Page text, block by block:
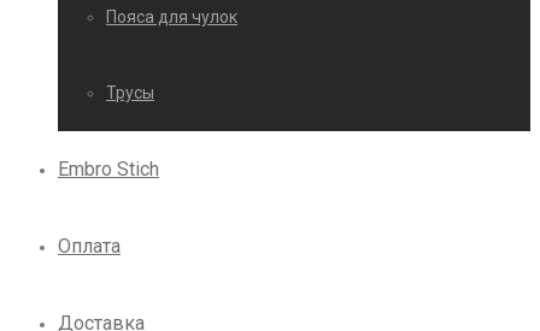
Пояса для чулок
Трусы
Embro Stich
Оплата
Доставка